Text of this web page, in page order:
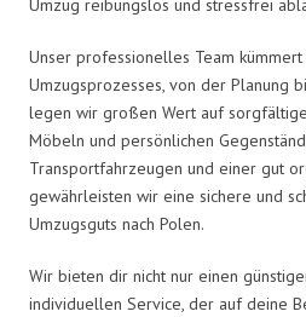
Umzug reibungslos und stressfrei
Unser professionelles Team
Umzugsprozesses, von der Planung
legen wir großen Wert auf
Möbeln und persönlichen
Transportfahrzeugen und einer gut
gewährleisten wir eine sichere und
Umzugsguts nach Polen.
Wir bieten dir nicht nur einen
individuellen Service, der auf deine